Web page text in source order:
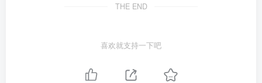
THE END
喜欢就支持一下吧